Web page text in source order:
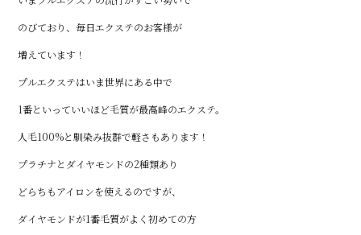
のびており、毎日エクステのお客様が
増えています！
プルエクステはいま世界にある中で
1番といっていいほど毛質が最高峰のエクステ。
人毛100%と馴染み抜群で軽さもあります！
プラチナとダイヤモンドの2種類あり
どらちもアイロンを使えるのですが、
ダイヤモンドが1番毛質がよく初めての方